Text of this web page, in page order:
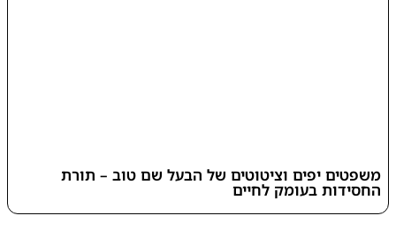
משפטים יפים וציטוטים של הבעל שם טוב – תורת
החסידות בעומק לחיים